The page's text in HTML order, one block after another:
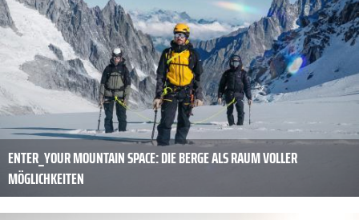
ENTER_YOUR MOUNTAIN SPACE: DIE BERGE ALS RAUM VOLLER
MÖGLICHKEITEN